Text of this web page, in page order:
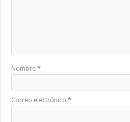
Nombre*
Correo electrónico*